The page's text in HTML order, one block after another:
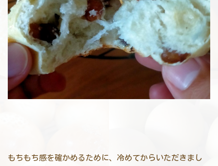
もちもち感を確かめるために、冷めてからいただきまし